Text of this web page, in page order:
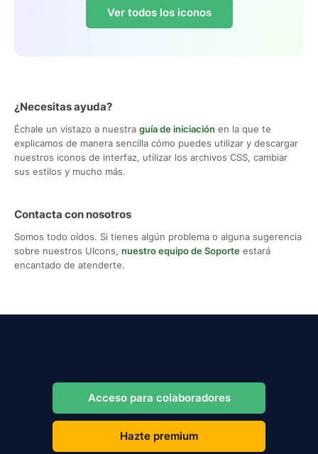
Ver todos los iconos
¿Necesitas ayuda?
Échale un vistazo a nuestra guía de iniciación en la que te
explicamos de manera sencilla cómo puedes utilizar y descargar
nuestros iconos de interfaz, utilizar los archivos CSS, cambiar
sus estilos y mucho más.
Contacta con nosotros
Somos todo oídos. Si tienes algún problema o alguna sugerencia
sobre nuestros UIcons, nuestro equipo de Soporte estará
encantado de atenderte.
Acceso para colaboradores
Hazte premium